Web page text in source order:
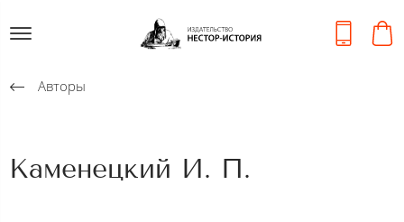
Авторы
Каменецкий И. П.